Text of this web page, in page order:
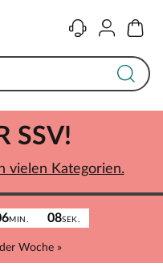
KontaktKonto
MIN. 08SEK.
Woche »
SSV!
vielen Kategorien.